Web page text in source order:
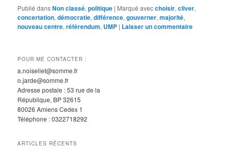
Publié dansNon classé,politique | Marqué avecchoisir,cliver,
concertation,démocratie,différence,gouverner,majorité,
nouveau centre,référendum, UMP | Laisser un commentaire
POUR ME CONTACTER :
a.noiseliet@somme.fr
o.jarde@somme.fr
Adresse postale : 53 rue de la
République, BP 32615
80026 Amiens Cedex 1
Téléphone : 0322718292
ARTICLES RÉCENTS